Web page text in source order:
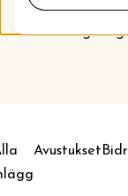
gäller.
Avustukset